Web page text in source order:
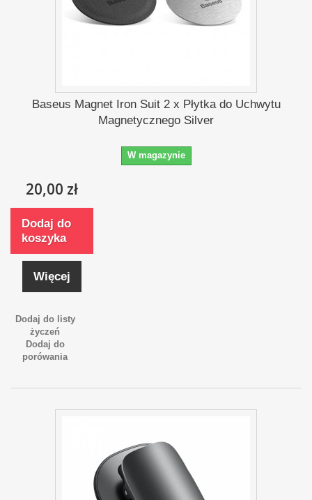
Baseus Magnet Iron Suit 2 x Płytka do Uchwytu
Magnetycznego Silver
W magazynie
20,00 zł
Dodaj do
koszyka
Więcej
Dodaj do listy
życzeń
Dodaj do
porówania